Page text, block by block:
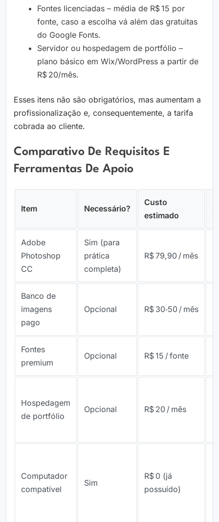
Fontes licenciadas – média de R$ 15 por
fonte, caso a escolha vá além das gratuitas
do Google Fonts.
Servidor ou hospedagem de portfólio –
plano básico em Wix/WordPress a partir de
R$ 20/mês.
Esses itens não são obrigatórios, mas aumentam a
profissionalização e, consequentemente, a tarifa
cobrada ao cliente.
Comparativo De Requisitos E
Ferramentas De Apoio
Item Necessário?
Custo
estimado
Adobe
Photoshop
CC
Sim (para
prática
completa)
R$ 79,90 / mês
Banco de
imagens
pago
Opcional R$ 30‑50 / mês
Fontes
premium
Opcional R$ 15 / fonte
Hospedagem
de portfólio
Opcional R$ 20 / mês
Computador
compatível
Sim
R$ 0 (já
possuído)